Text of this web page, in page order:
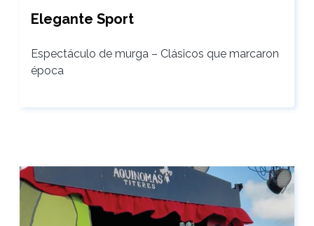
Elegante Sport
Espectáculo de murga – Clásicos que marcaron
época